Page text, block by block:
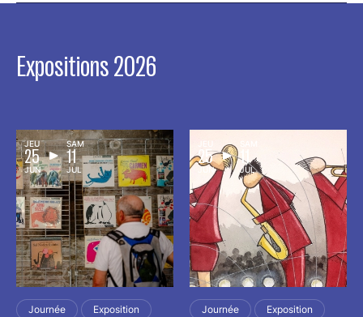
Expositions 2026
JEU
25
JUN
SAM
11
JUL
Journée Exposition
JEU
25
JUN
11
JUL
Journée Exposition